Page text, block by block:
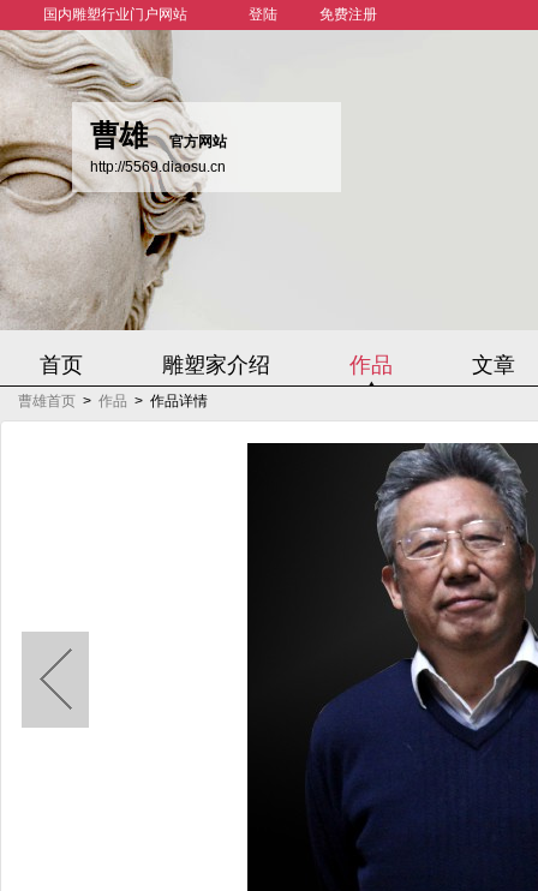
国内雕塑行业门户网站 登陆 免费注册
曹雄
官方网站
http://5569.diaosu.cn
首页 雕塑家介绍 作品 文章
曹雄首页 > 作品 > 作品详情